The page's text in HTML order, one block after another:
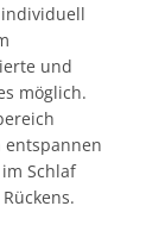
und
möglich.
entspannen
Schlaf